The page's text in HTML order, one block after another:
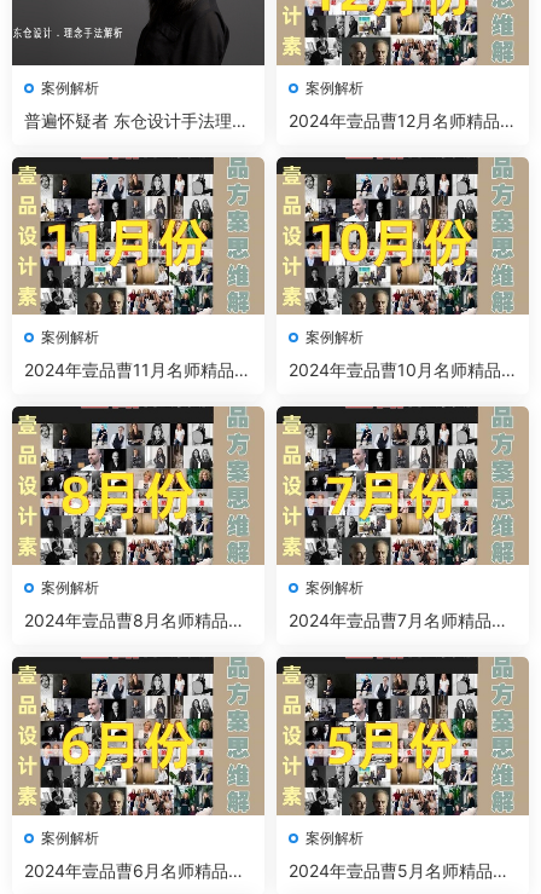
案例解析
普遍怀疑者 东仓设计手法理念
案例解析
2024年壹品曹12月名师精品案
案例解析
2024年壹品曹11月名师精品案
案例解析
2024年壹品曹10月名师精品
案例解析
2024年壹品曹8月名师精品案
案例解析
2024年壹品曹7月名师精品案
案例解析
2024年壹品曹6月名师精品案
案例解析
2024年壹品曹5月名师精品案